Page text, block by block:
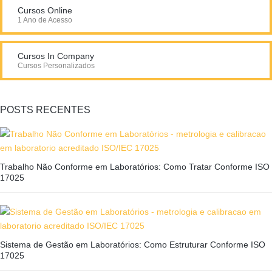
Cursos Online
1 Ano de Acesso
Cursos In Company
Cursos Personalizados
POSTS RECENTES
Trabalho Não Conforme em Laboratórios: Como Tratar Conforme ISO
17025
Sistema de Gestão em Laboratórios: Como Estruturar Conforme ISO
17025